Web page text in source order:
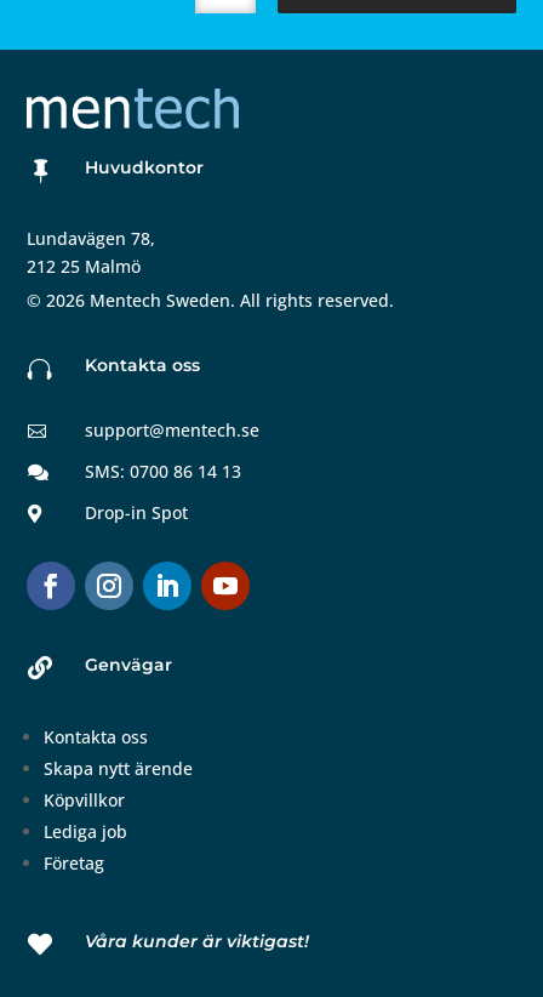
 Huvudkontor
Lundavägen 78,
212 25 Malmö
©2026 Mentech Sweden. All rights reserved.
 Kontakta oss
 support@mentech.se
 SMS: 0700 86 14 13
 Drop-in Spot
 Genvägar
Kontakta oss
Skapa nytt ärende
Köpvillkor
Lediga job
Företag
 Våra kunder är viktigast!